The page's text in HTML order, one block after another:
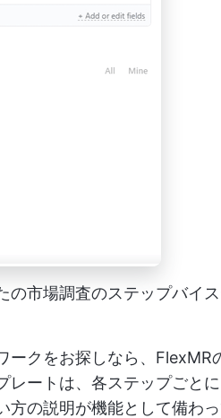
の市場調査のステップバイ
ークをお探しなら、FlexMR
ートは、各ステップごとに
方の説明が機能として備わ